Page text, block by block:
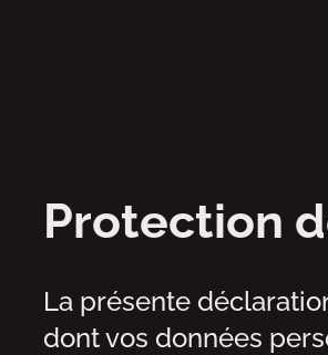
Protection
La présente
dont vos données